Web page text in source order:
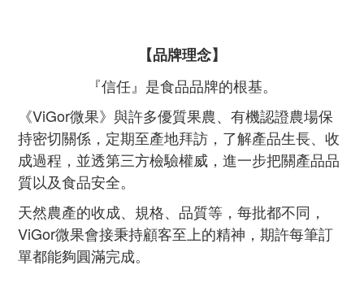
【品牌理念】
『信任』是食品品牌的根基。
《ViGor微果》與許多優質果農、有機認證農場保
持密切關係，定期至產地拜訪，了解產品生長、收
成過程，並透第三方檢驗權威，進一步把關產品品
質以及食品安全。
天然農產的收成、規格、品質等，每批都不同，
ViGor微果會接秉持顧客至上的精神，期許每筆訂
單都能夠圓滿完成。